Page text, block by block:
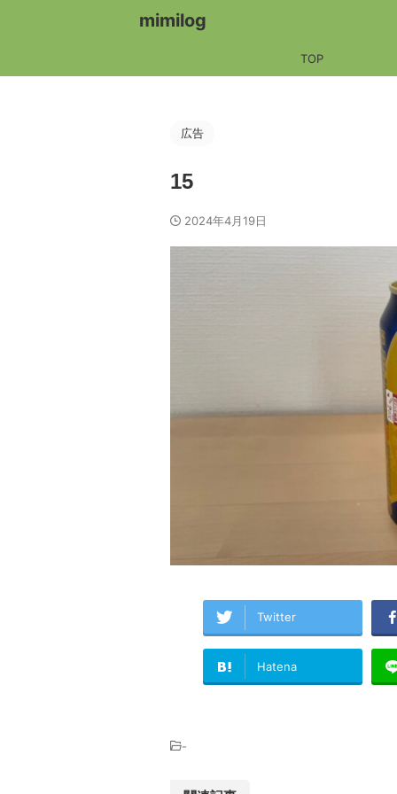
mimilog
TOP
広告
15
2024年4月19日
Twitter
Hatena
-